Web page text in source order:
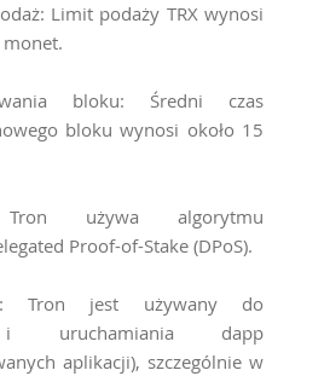
Limit podaży TRX wynosi
bloku: Średni czas
bloku wynosi około 15
Tron używa algorytmu
Proof-of-Stake (DPoS).
Tron jest używany do
uruchamiania dapp
aplikacji), szczególnie w